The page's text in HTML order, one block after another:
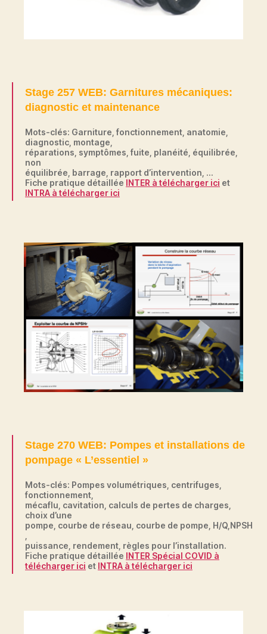
Stage 257 WEB: Garnitures mécaniques:
diagnostic et maintenance
Mots-clés: Garniture, fonctionnement, anatomie,
diagnostic, montage,
réparations, symptômes, fuite, planéité, équilibrée,
non
équilibrée, barrage, rapport d’intervention, …
Fiche pratique détaillée INTER à télécharger ici et
INTRA à télécharger ici
Stage 270 WEB: Pompes et installations de
pompage « L’essentiel »
Mots-clés: Pompes volumétriques, centrifuges,
fonctionnement,
mécaflu, cavitation, calculs de pertes de charges,
choix d’une
pompe, courbe de réseau, courbe de pompe, H/Q,NPSH
puissance, rendement, règles pour l’installation.
Fiche pratique détaillée INTER Spécial COVID à
télécharger ici et INTRA à télécharger ici